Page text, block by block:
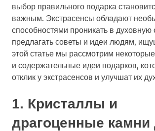
выбор правильного подарка
важным. Экстрасенсы обладают
способностями проникать в духовную
предлагать советы и идеи людям,
этой статье мы рассмотрим
и содержательные идеи подарков,
отклик у экстрасенсов и улучшат их
1. Кристаллы и
драгоценные камни